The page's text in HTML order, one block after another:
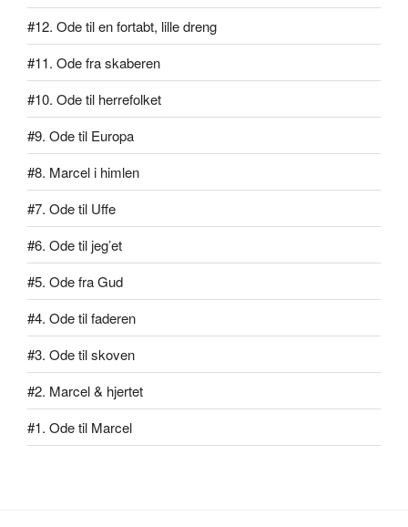
#12. Ode til en fortabt, lille dreng
#11. Ode fra skaberen
#10. Ode til herrefolket
#9. Ode til Europa
#8. Marcel i himlen
#7. Ode til Uffe
#6. Ode til jeg’et
#5. Ode fra Gud
#4. Ode til faderen
#3. Ode til skoven
#2. Marcel & hjertet
#1. Ode til Marcel